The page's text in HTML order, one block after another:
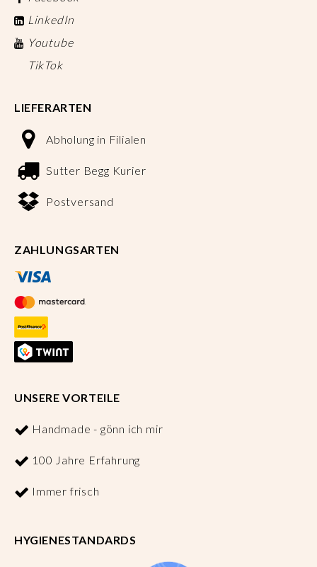
LinkedIn
Youtube
TikTok
LIEFERARTEN
Abholung in Filialen
Sutter Begg Kurier
Postversand
ZAHLUNGSARTEN
UNSERE VORTEILE
Handmade - gönn ich mir
100 Jahre Erfahrung
Immer frisch
HYGIENESTANDARDS